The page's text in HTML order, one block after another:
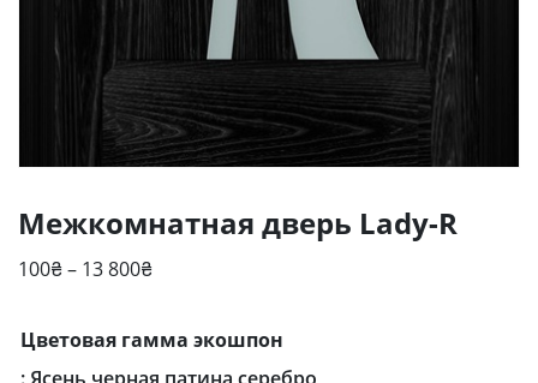
Межкомнатная дверь Lady-R
100₴– 13 800₴Діапазон
100₴
Цветовая гамма экошпон